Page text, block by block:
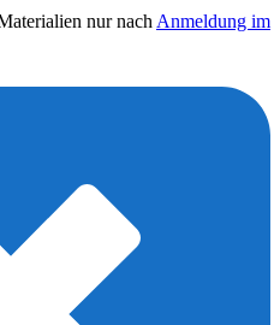
nur nach Anmeldung im